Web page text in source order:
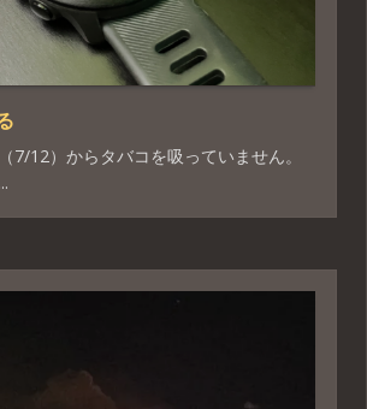
7/12）からタバコを吸っていません。